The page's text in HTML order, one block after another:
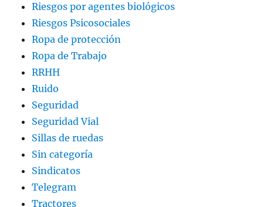
Riesgos por agentes biológicos
Riesgos Psicosociales
Ropa de protección
Ropa de Trabajo
RRHH
Ruido
Seguridad
Seguridad Vial
Sillas de ruedas
Sin categoría
Sindicatos
Telegram
Tractores